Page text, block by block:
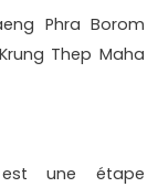
Phra Borom
Thep Maha
une étape